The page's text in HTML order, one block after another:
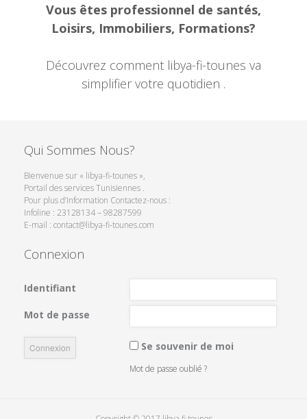
Vous êtes professionnel de santés,
Loisirs, Immobiliers, Formations?
Découvrez comment libya-fi-tounes va
simplifier votre quotidien .
Qui Sommes Nous?
Bienvenue sur « libya-fi-tounes »,
Portail des services Tunisiennes .
Pour plus d’Information Contactez-nous :
Infoline : 23128134 – 98287599
E-mail : contact@libya-fi-tounes.com
Connexion
Identifiant
Mot de passe
Se souvenir de moi
Mot de passe oublié ?